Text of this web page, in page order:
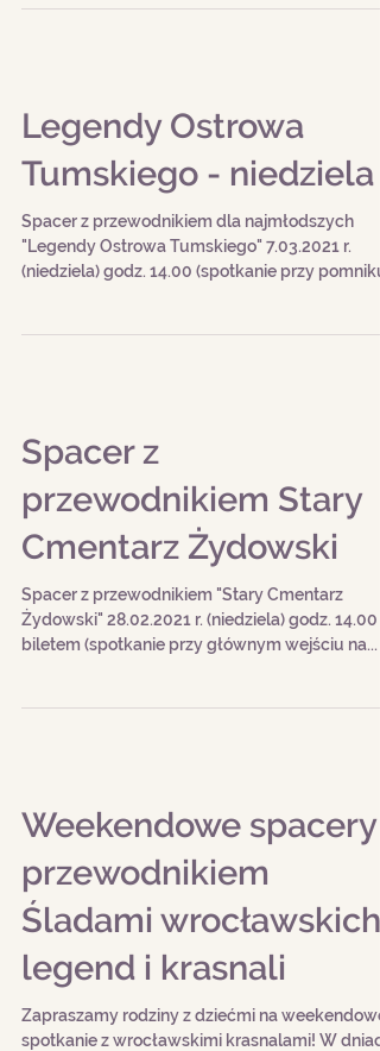
Legendy Ostrowa
Tumskiego - niedziela
Spacer z przewodnikiem dla najmłodszych
"Legendy Ostrowa Tumskiego" 7.03.2021 r.
(niedziela) godz. 14.00 (spotkanie przy pomniku
Spacer z
przewodnikiem Stary
Cmentarz Żydowski
Spacer z przewodnikiem "Stary Cmentarz
Żydowski" 28.02.2021 r. (niedziela) godz. 14.00 z
biletem (spotkanie przy głównym wejściu na...
Weekendowe spacery z
przewodnikiem
Śladami wrocławskich
legend i krasnali
Zapraszamy rodziny z dziećmi na weekendowe
spotkanie z wrocławskimi krasnalami! W